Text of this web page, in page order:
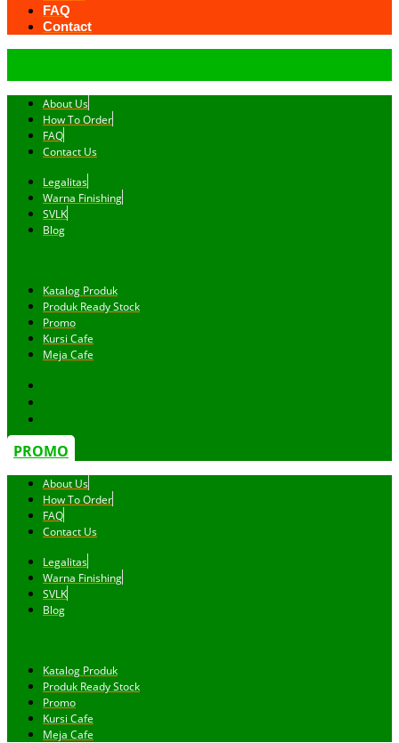
FAQ
Contact
About Us
How To Order
FAQ
Contact Us
Legalitas
Warna Finishing
SVLK
Blog
Katalog Produk
Produk Ready Stock
Promo
Kursi Cafe
Meja Cafe
PROMO
About Us
How To Order
FAQ
Contact Us
Legalitas
Warna Finishing
SVLK
Blog
Katalog Produk
Produk Ready Stock
Promo
Kursi Cafe
Meja Cafe